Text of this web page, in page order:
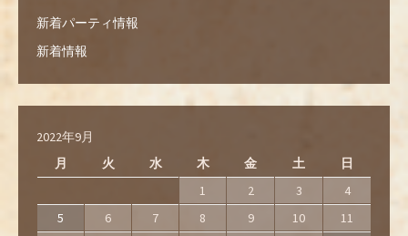
新着パーティ情報
新着情報
2022年9月
月
火 水 木 金 土 日
1 2 3
4
5
6 7 8 9 10
11